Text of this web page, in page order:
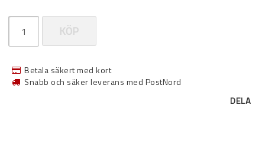
KÖP
Betala säkert med kort
Snabb och säker leverans med PostNord
DELA